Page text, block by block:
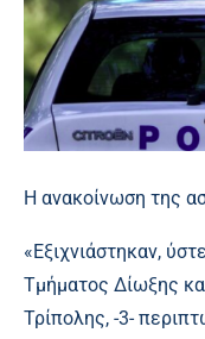
Η ανακοίνωση της
«Εξιχνιάστηκαν,
Τμήματος Δίωξης
Τρίπολης, -3-